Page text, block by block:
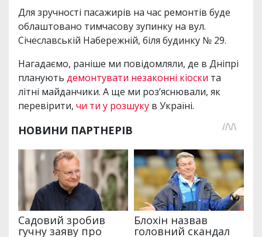
Для зручності пасажирів на час ремонтів буде
облаштовано тимчасову зупинку на вул.
Січеславській Набережній, біля будинку № 29.
Нагадаємо, раніше ми повідомляли, де в Дніпрі
планують демонтувати незаконні кіоски та
літні майданчики. А ще ми роз’яснювали, як
перевірити, чи ти у розшуку в Україні.